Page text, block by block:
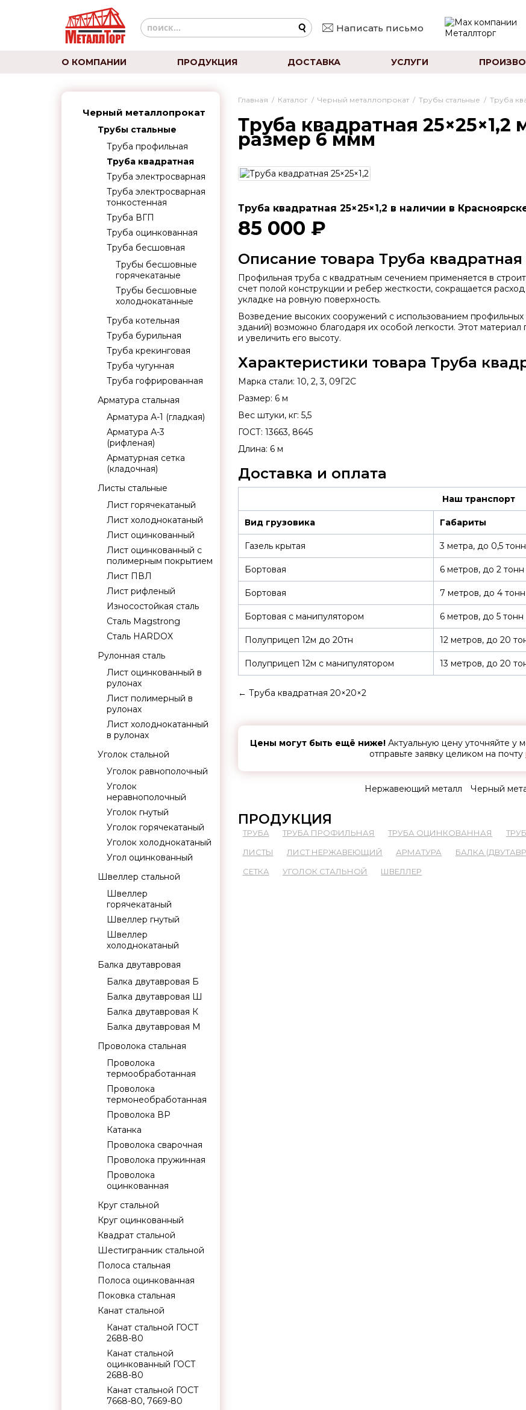
Написать письмо
О КОМПАНИИ ПРОДУКЦИЯ ДОСТАВКА УСЛУГИ
Черный металлопрокат
Трубы стальные
Труба профильная
Труба квадратная
Труба электросварная
Труба электросварная
тонкостенная
Труба ВГП
Труба оцинкованная
Труба бесшовная
Трубы бесшовные
горячекатаные
Трубы бесшовные
холоднокатанные
Труба котельная
Труба бурильная
Труба крекинговая
Труба чугунная
Труба гофрированная
Арматура стальная
Арматура А-1 (гладкая)
Арматура А-3
(рифленая)
Арматурная сетка
(кладочная)
Листы стальные
Лист горячекатаный
Лист холоднокатаный
Лист оцинкованный
Лист оцинкованный с
полимерным покрытием
Лист ПВЛ
Лист рифленый
Износостойкая сталь
Сталь Magstrong
Сталь HARDOX
Рулонная сталь
Лист оцинкованный в
рулонах
Лист полимерный в
рулонах
Лист холоднокатанный
в рулонах
Уголок стальной
Уголок равнополочный
Уголок
неравнополочный
Уголок гнутый
Уголок горячекатаный
Уголок холоднокатаный
Угол оцинкованный
Швеллер стальной
Швеллер
горячекатаный
Швеллер гнутый
Швеллер
холоднокатаный
Балка двутавровая
Балка двутавровая Б
Балка двутавровая Ш
Балка двутавровая К
Балка двутавровая М
Проволока стальная
Проволока
термообработанная
Проволока
термонеобработанная
Проволока ВР
Катанка
Проволока сварочная
Проволока пружинная
Проволока
оцинкованная
Круг стальной
Круг оцинкованный
Квадрат стальной
Шестигранник стальной
Полоса стальная
Полоса оцинкованная
Поковка стальная
Канат стальной
Канат стальной ГОСТ
2688-80
Канат стальной
оцинкованный ГОСТ
2688-80
Канат стальной ГОСТ
7668-80, 7669-80
Главная / Каталог / Черный металлопрокат / Трубы стальные / Труба
Труба квадратная 25×25×1,2
размер 6 ммм
Труба квадратная 25×25×1,2 в наличии в
85 000 ₽
Описание товара Труба квадратная
Профильная труба с квадратным сечением применяется в
счет полой конструкции и ребер жесткости, сокращается
укладке на ровную поверхность.
Возведение высоких сооружений с использованием
зданий) возможно благодаря их особой легкости. Этот материал
и увеличить его высоту.
Характеристики товара Труба
Марка стали: 10, 2, 3, 09Г2С
Размер: 6 м
Вес штуки, кг: 5,5
ГОСТ: 13663, 8645
Длина: 6 м
Доставка и оплата
Наш транспорт
Вид грузовика Габариты
Газель крытая 3 метра, до 0,5 тонн
Бортовая 6 метров, до 2 тонн
Бортовая 7 метров, до 4 тонн
Бортовая с манипулятором 6 метров, до 5 тонн
Полуприцеп 12м до 20тн 12 метров, до 20
Полуприцеп 12м с манипулятором 13 метров, до 20
← Труба квадратная 20×20×2
Цены могут быть ещё ниже!Актуальную цену уточняйте у
отправьте заявку целиком на почту
Нержавеющий металл Черный
ПРОДУКЦИЯ
ТРУБА ТРУБА ПРОФИЛЬНАЯ ТРУБА ОЦИНКОВАННАЯ
ЛИСТЫ
ЛИСТ НЕРЖАВЕЮЩИЙ АРМАТУРА БАЛКА
СЕТКА
УГОЛОК СТАЛЬНОЙ ШВЕЛЛЕР